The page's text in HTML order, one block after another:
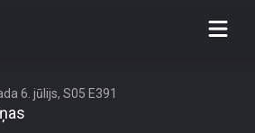
kandidātu skaitu
6. jūlijs, S05 E391